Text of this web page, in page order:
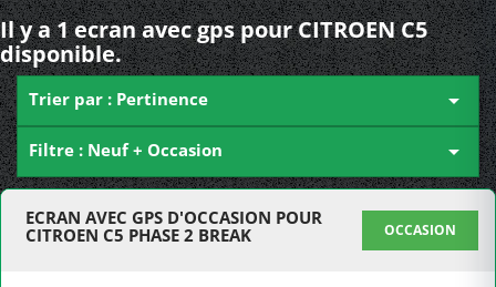
Il y a 1 ecran avec gps pour CITROEN C5
disponible.
Trier par : Pertinence 
Filtre : Neuf + Occasion 
ECRAN AVEC GPS D'OCCASION POUR
CITROEN C5 PHASE 2 BREAK
OCCASION